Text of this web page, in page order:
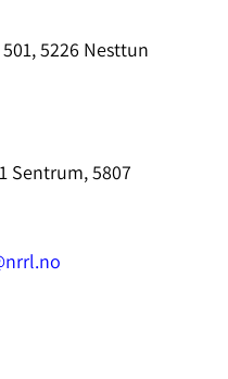
5226 Nesttun
Sentrum, 5807